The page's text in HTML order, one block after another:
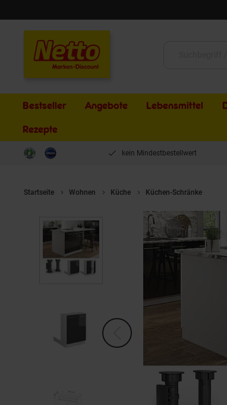
Bestseller Angebote Lebensmittel
Rezepte
kein Mindestbestellwert
Startseite Wohnen Küche Küchen-Schränke